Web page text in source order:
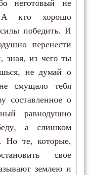
неготовый не
А кто хорошо
победить. И
перенести
зная, из чего ты
не думай о
смущало тебя
составленное о
равнодушно
а слишком
Но те, которые,
свое
землею и